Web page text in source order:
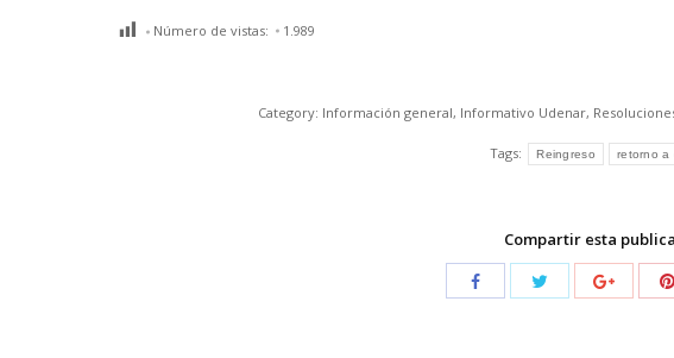
Número de vistas: 1.989
Category: Información general, Informativo Udenar,
Tags: Reingreso retorno a
Compartir esta